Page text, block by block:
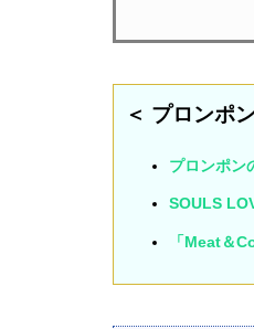
＜ プロンポ
プロンポン
SOULS
「Meat＆